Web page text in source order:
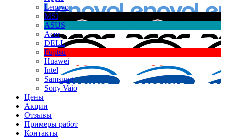
Lenovo
MSI
ASUS
Acer
DELL
Fujitsu
Huawei
Intel
Samsung
Sony Vaio
Цены
Акции
Отзывы
Примеры работ
Контакты